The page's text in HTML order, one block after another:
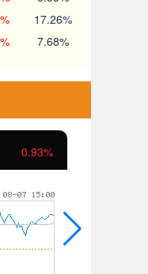
17.26%
7.68%
0.93%